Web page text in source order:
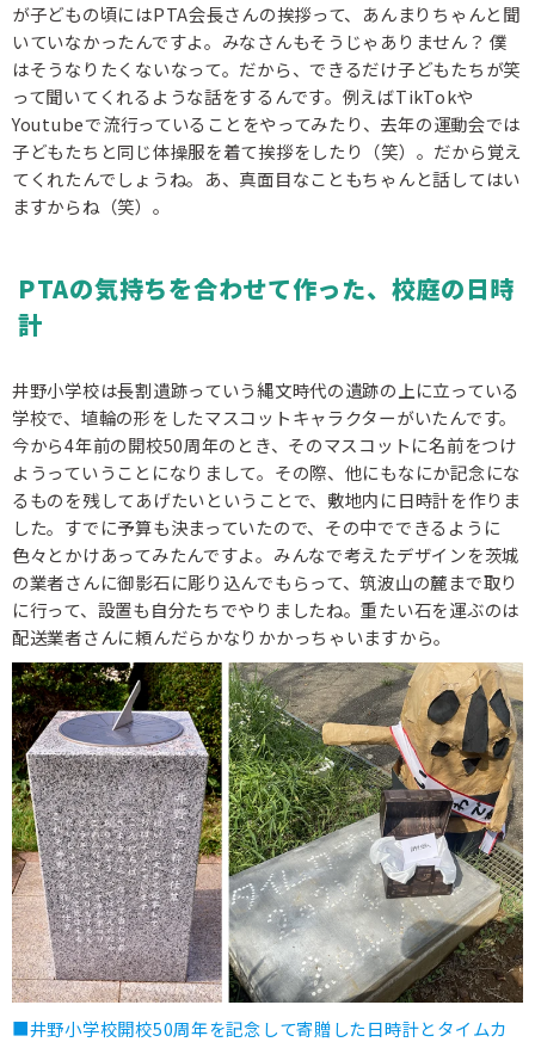
が子どもの頃にはPTA会長さんの挨拶って、あんまりちゃんと聞
いていなかったんですよ。みなさんもそうじゃありません？ 僕
はそうなりたくないなって。だから、できるだけ子どもたちが笑
って聞いてくれるような話をするんです。例えばTikTokや
Youtubeで流行っていることをやってみたり、去年の運動会では
子どもたちと同じ体操服を着て挨拶をしたり（笑）。だから覚え
てくれたんでしょうね。あ、真面目なこともちゃんと話してはい
ますからね（笑）。
PTAの気持ちを合わせて作った、校庭の日時
計
井野小学校は長割遺跡っていう縄文時代の遺跡の上に立っている
学校で、埴輪の形をしたマスコットキャラクターがいたんです。
今から4年前の開校50周年のとき、そのマスコットに名前をつけ
ようっていうことになりまして。その際、他にもなにか記念にな
るものを残してあげたいということで、敷地内に日時計を作りま
した。すでに予算も決まっていたので、その中でできるように
色々とかけあってみたんですよ。みんなで考えたデザインを茨城
の業者さんに御影石に彫り込んでもらって、筑波山の麓まで取り
に行って、設置も自分たちでやりましたね。重たい石を運ぶのは
配送業者さんに頼んだらかなりかかっちゃいますから。
■井野小学校開校50周年を記念して寄贈した日時計とタイムカ